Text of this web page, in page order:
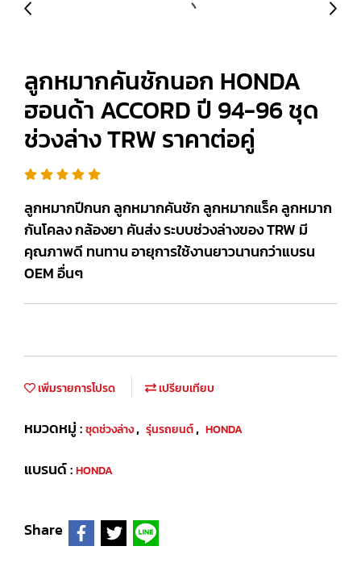
ลูกหมากคันชักนอก HONDA
ฮอนด้า ACCORD ปี 94-96 ชุด
ช่วงล่าง TRW ราคาต่อคู่
ลูกหมากปีกนก ลูกหมากคันชัก ลูกหมากแร็ค ลูกหมาก
กันโคลง กล้องยา คันส่ง ระบบช่วงล่างของ TRW มี
คุณภาพดี ทนทาน อายุการใช้งานยาวนานกว่าแบรน
OEM อื่นๆ
เพิ่มรายการโปรด เปรียบเทียบ
หมวดหมู่ :ชุดช่วงล่าง, รุ่นรถยนต์, HONDA
แบรนด์ :HONDA
Share